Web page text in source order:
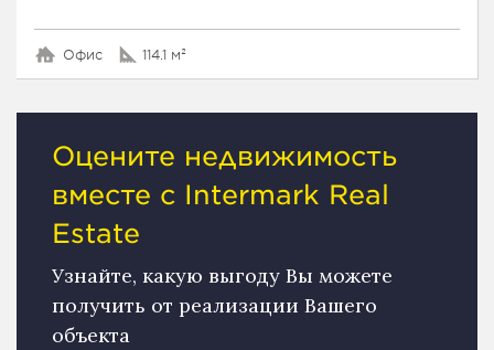
Офис 114.1 м²
Оцените недвижимость
вместе с Intermark Real
Estate
Узнайте, какую выгоду Вы можете
получить от реализации Вашего
объекта